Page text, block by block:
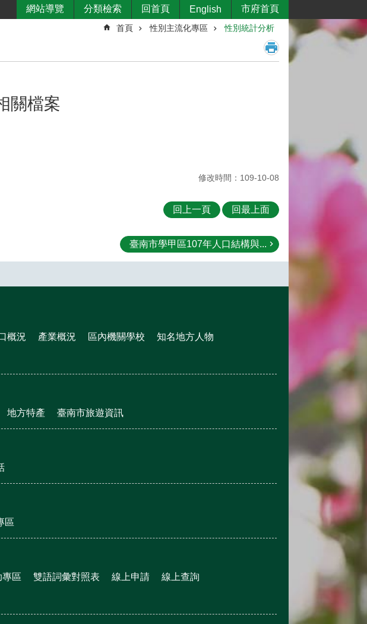
網站導覽 分類檢索 回首頁 English 市府首頁
首頁 性別主流化專區 性別統計分析
關檔案
修改時間：109-10-08
回上一頁 回最上面
臺南市學甲區107年人口結構與...
概況 產業概況 區內機關學校 知名地方人物
地方特產 臺南市旅遊資訊
區
專區 雙語詞彙對照表 線上申請 線上查詢